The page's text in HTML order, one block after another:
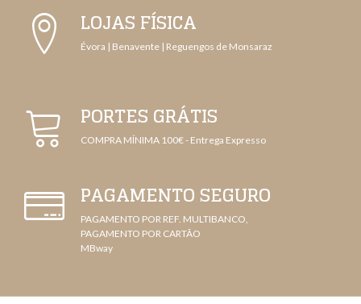
LOJAS FÍSICA
Évora | Benavente | Reguengos de Monsaraz
PORTES GRÁTIS
COMPRA MÍNIMA 100€ - Entrega Expresso
PAGAMENTO SEGURO
PAGAMENTO POR REF. MULTIBANCO,
PAGAMENTO POR CARTÃO
MBway